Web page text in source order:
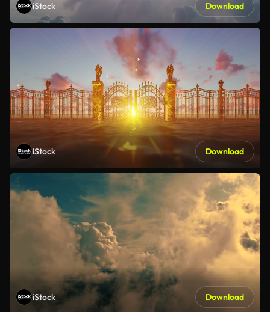
iStock Download
iStock Download
iStock Download